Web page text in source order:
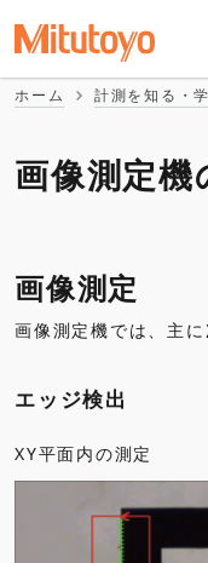
ホーム 計測を知る・
画像測定機
画像測定
画像測定機では、主
エッジ検出
XY平面内の測定